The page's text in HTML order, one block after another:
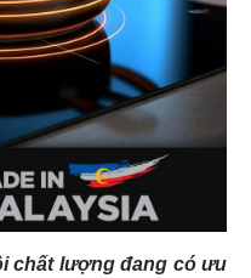
chất lượng đang có ưu